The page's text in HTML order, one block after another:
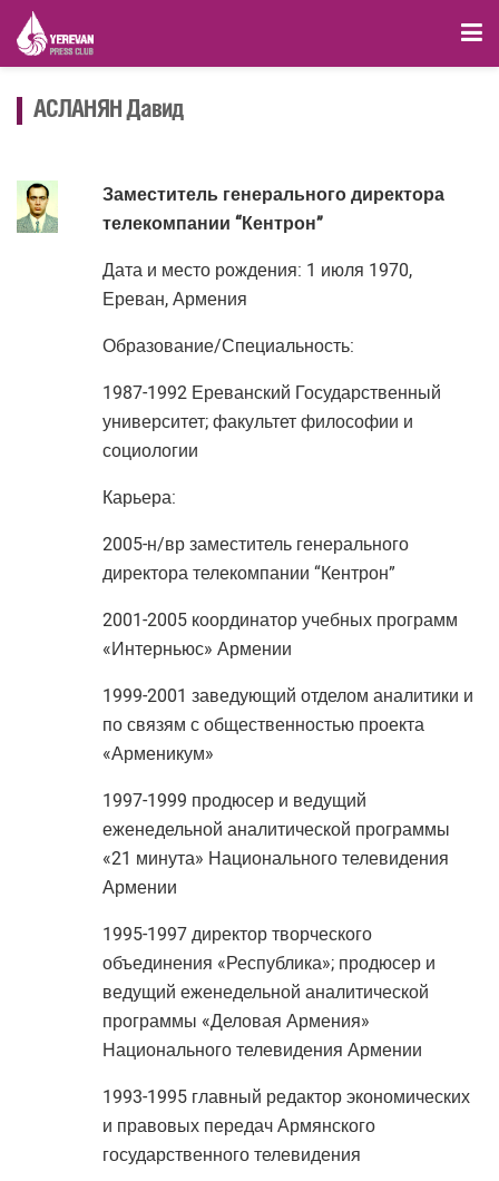
АСЛАНЯН Давид
Заместитель генерального директора
телекомпании “Кентрон”
Дата и место рождения: 1 июля 1970,
Ереван, Армения
Образование/Специальность:
1987-1992 Ереванский Государственный
университет; факультет философии и
социологии
Карьера:
2005-н/вр заместитель генерального
директора телекомпании “Кентрон”
2001-2005 координатор учебных программ
«Интерньюс» Армении
1999-2001 заведующий отделом аналитики и
по связям с общественностью проекта
«Арменикум»
1997-1999 продюсер и ведущий
еженедельной аналитической программы
«21 минута» Национального телевидения
Армении
1995-1997 директор творческого
объединения «Республика»; продюсер и
ведущий еженедельной аналитической
программы «Деловая Армения»
Национального телевидения Армении
1993-1995 главный редактор экономических
и правовых передач Армянского
государственного телевидения